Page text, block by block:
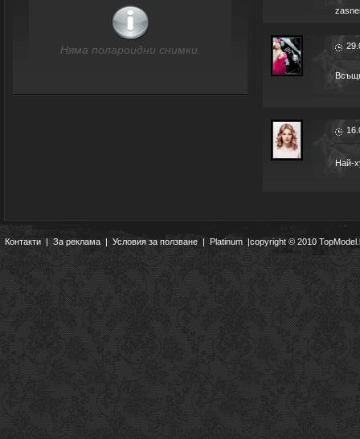
Няма полароидни снимки.
Най-
Контакти|За реклама | Условия за ползване | Platinum |copyright © 2010